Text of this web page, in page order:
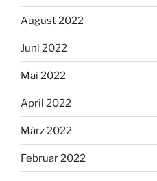
August 2022
Juni 2022
Mai 2022
April 2022
März 2022
Februar 2022